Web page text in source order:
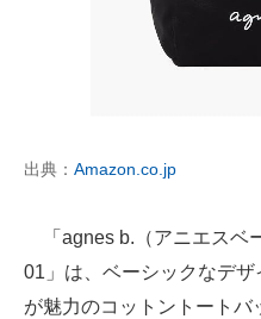
出典： Amazon.co.jp
「agnes b.（アニエスベ
01」は、ベーシックなデ
が魅力のコットントート